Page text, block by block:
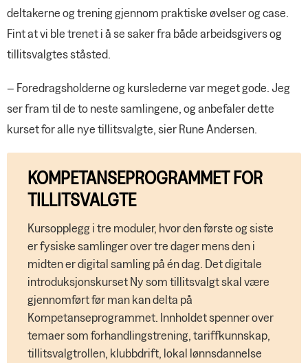
deltakerne og trening gjennom praktiske øvelser og case.
Fint at vi ble trenet i å se saker fra både arbeidsgivers og
tillitsvalgtes ståsted.
– Foredragsholderne og kurslederne var meget gode. Jeg
ser fram til de to neste samlingene, og anbefaler dette
kurset for alle nye tillitsvalgte, sier Rune Andersen.
KOMPETANSEPROGRAMMET FOR
TILLITSVALGTE
Kursopplegg i tre moduler, hvor den første og siste
er fysiske samlinger over tre dager mens den i
midten er digital samling på én dag. Det digitale
introduksjonskurset Ny som tillitsvalgt skal være
gjennomført før man kan delta på
Kompetanseprogrammet. Innholdet spenner over
temaer som forhandlingstrening, tariffkunnskap,
tillitsvalgtrollen, klubbdrift, lokal lønnsdannelse